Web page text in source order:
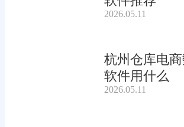
2026.05.11
杭州仓库电
软件用什么
2026.05.11